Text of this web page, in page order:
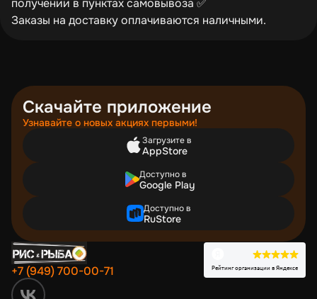
получении в пунктах самовывоза ✅
Заказы на доставку оплачиваются наличными.
Скачайте приложение
Узнавайте о новых акциях первыми!
Загрузите в
AppStore
Доступно в
Google Play
Доступно в
RuStore
+7 (949) 700-00-71 Рейтинг организации в Яндексе